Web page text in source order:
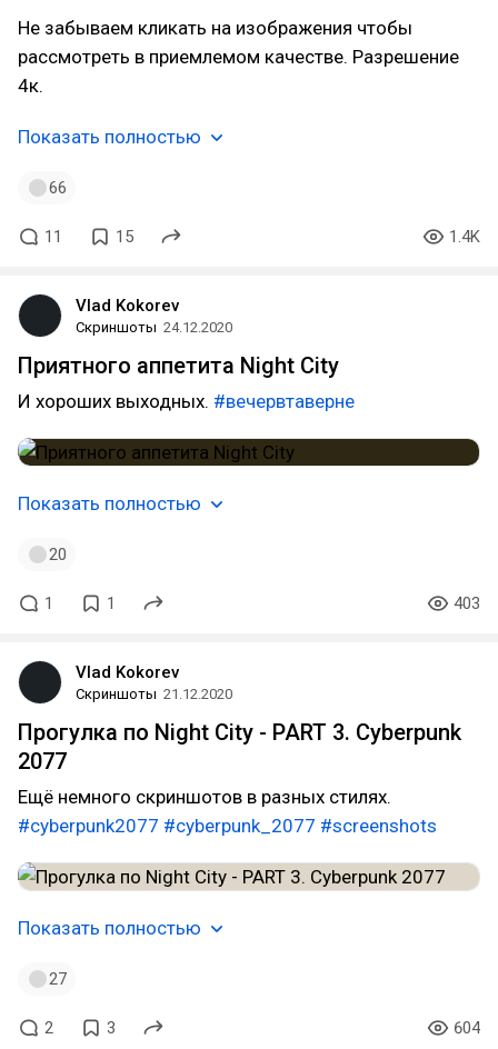
Не забываем кликать на изображения чтобы
рассмотреть в приемлемом качестве. Разрешение
4к.
Показать полностью
66
11 15 1.4K
Vlad Kokorev
Скриншоты 24.12.2020
Приятного аппетита Night City
И хороших выходных. #вечервтаверне
Показать полностью
20
1 1 403
Vlad Kokorev
Скриншоты 21.12.2020
Прогулка по Night City - PART 3. Cyberpunk
2077
Ещё немного скриншотов в разных стилях.
#cyberpunk2077 #cyberpunk_2077 #screenshots
Показать полностью
27
2 3 604